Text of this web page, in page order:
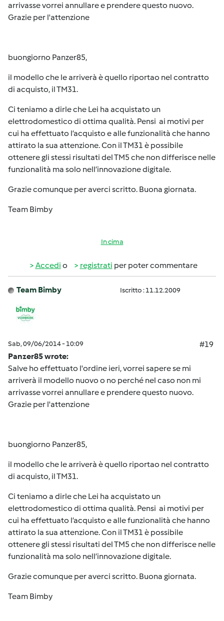
arrivasse vorrei annullare e prendere questo nuovo.
Grazie per l'attenzione
buongiorno Panzer85,
il modello che le arriverà è quello riportao nel contratto
di acquisto, il TM31.
Ci teniamo a dirle che Lei ha acquistato un
elettrodomestico di ottima qualità. Pensi ai motivi per
cui ha effettuato l’acquisto e alle funzionalità che hanno
attirato la sua attenzione. Con il TM31 è possibile
ottenere gli stessi risultati del TM5 che non differisce nelle
funzionalità ma solo nell’innovazione digitale.
Grazie comunque per averci scritto. Buona giornata.
Team Bimby
In cima
Accedi o registrati per poter commentare
Team Bimby Iscritto : 11.12.2009
Sab, 09/06/2014 - 10:09
#19
Panzer85 wrote:
Salve ho effettuato l'ordine ieri, vorrei sapere se mi
arriverà il modello nuovo o no perché nel caso non mi
arrivasse vorrei annullare e prendere questo nuovo.
Grazie per l'attenzione
buongiorno Panzer85,
il modello che le arriverà è quello riportao nel contratto
di acquisto, il TM31.
Ci teniamo a dirle che Lei ha acquistato un
elettrodomestico di ottima qualità. Pensi ai motivi per
cui ha effettuato l’acquisto e alle funzionalità che hanno
attirato la sua attenzione. Con il TM31 è possibile
ottenere gli stessi risultati del TM5 che non differisce nelle
funzionalità ma solo nell’innovazione digitale.
Grazie comunque per averci scritto. Buona giornata.
Team Bimby